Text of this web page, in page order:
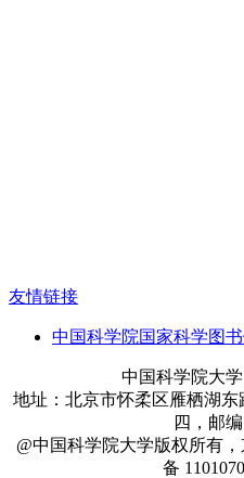
友情链接
中国科学院国家科学图
中国科学院大
地址：北京市怀柔区雁栖湖
四，邮
@中国科学院大学版权所有
备